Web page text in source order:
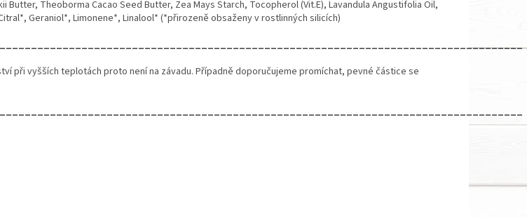
Theoborma Cacao Seed Butter, Zea Mays Starch, Tocopherol (Vit.E), Lavandula Angustifolia Oil,
Geraniol*, Limonene*, Linalool* (*přirozeně obsaženy v rostlinných silicích)
při vyšších teplotách proto není na závadu. Případně doporučujeme promíchat, pevné částice se